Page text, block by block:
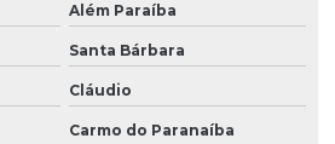
Além Paraíba
Santa Bárbara
Cláudio
Carmo do Paranaíba